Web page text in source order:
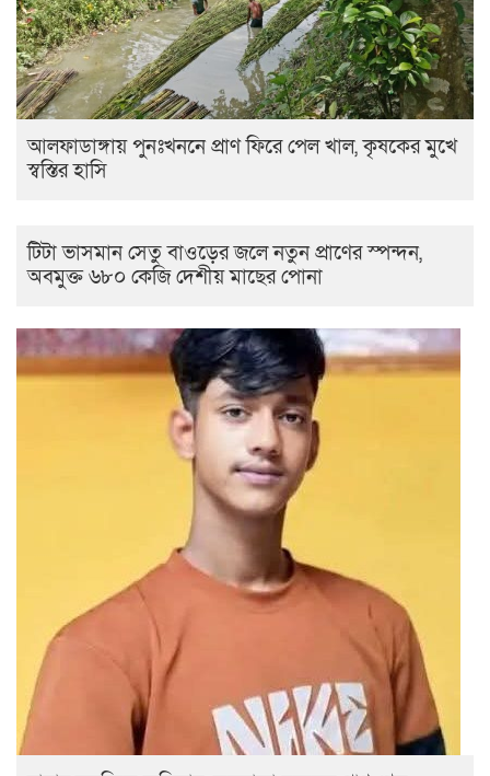
আলফাডাঙ্গায় পুনঃখননে প্রাণ ফিরে পেল খাল, কৃষকের মুখে
স্বস্তির হাসি
টিটা ভাসমান সেতু বাওড়ের জলে নতুন প্রাণের স্পন্দন,
অবমুক্ত ৬৮০ কেজি দেশীয় মাছের পোনা